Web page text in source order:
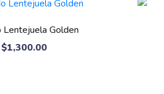
Lentejuela Golden
$1,300.00